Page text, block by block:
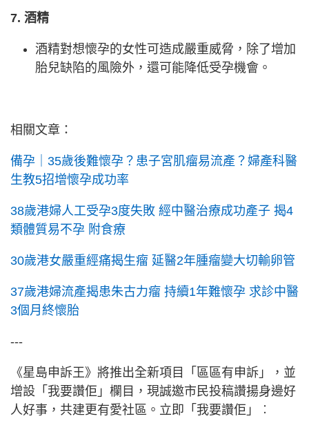
7. 酒精
酒精對想懷孕的女性可造成嚴重威脅，除了增加
胎兒缺陷的風險外，還可能降低受孕機會。
相關文章：
備孕｜35歲後難懷孕？患子宮肌瘤易流產？婦產科醫
生教5招增懷孕成功率
38歲港婦人工受孕3度失敗 經中醫治療成功產子 揭4
類體質易不孕 附食療
30歲港女嚴重經痛揭生瘤 延醫2年腫瘤變大切輸卵管
37歲港婦流產揭患朱古力瘤 持續1年難懷孕 求診中醫
3個月終懷胎
---
《星島申訴王》將推出全新項目「區區有申訴」，並
增設「我要讚佢」欄目，現誠邀市民投稿讚揚身邊好
人好事，共建更有愛社區。立即「我要讚佢」︰